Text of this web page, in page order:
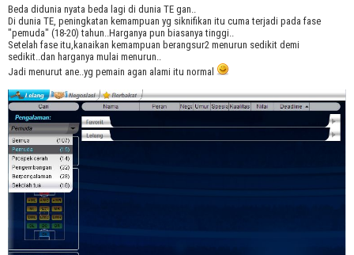
Beda didunia nyata beda lagi di dunia TE gan..
Di dunia TE, peningkatan kemampuan yg siknifikan itu cuma terjadi pada fase
"pemuda" (18-20) tahun..Harganya pun biasanya tinggi..
Setelah fase itu,kanaikan kemampuan berangsur2 menurun sedikit demi
sedikit..dan harganya mulai menurun..
Jadi menurut ane..yg pemain agan alami itu normal